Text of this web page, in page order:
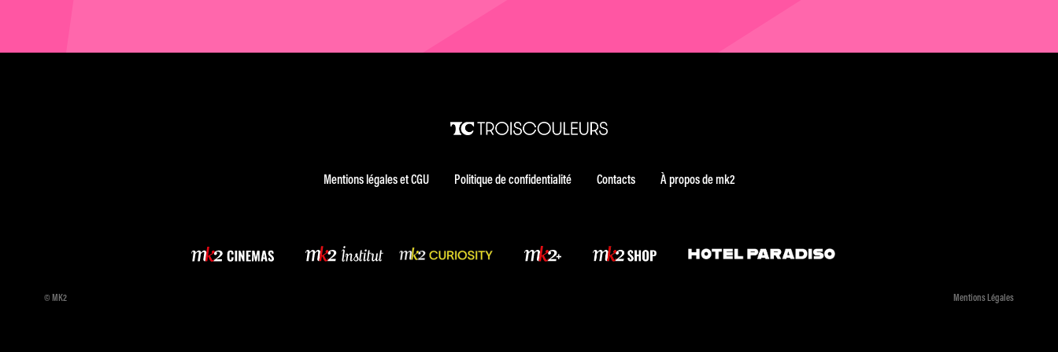
Mentions légales et CGU Politique de confidentialité Contacts À propos de mk2
© MK2 Mentions Légales